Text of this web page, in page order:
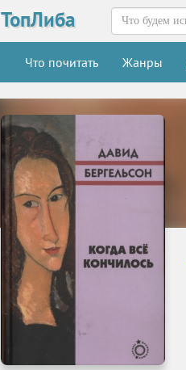
ТопЛиба
Что почитать Жанры